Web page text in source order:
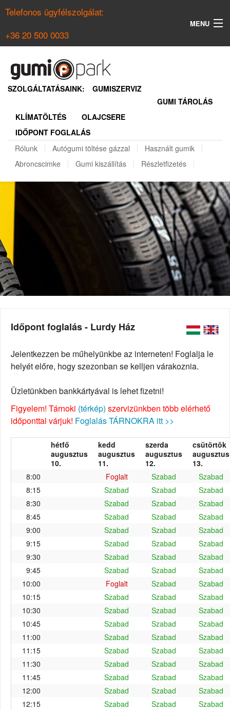
Telefonos ügyfélszolgálat:
+36 20 500 0033
MENU
NYÁRI GUMI KERESŐ
REGISZTRÁCIÓ
SZOLGÁLTATÁSAINK:
GUMISZERVIZ
GUMI TÁROLÁS
KLÍMATÖLTÉS
OLAJCSERE
IDŐPONT FOGLALÁS
Rólunk
Autógumi töltése gázzal
Használt gumik
Abroncscimke
Gumi kiszállítás Részletfizetés
Időpont foglalás - Lurdy Ház
Jelentkezzen be műhelyünkbe az interneten! Foglalja le
helyét előre, hogy szezonban se kelljen várakoznia.
Üzletünkben bankkártyával is lehet fizetni!
Figyelem! Tárnoki (térkép) szervizünkben több elérhető
időponttal várjuk! Foglalás TÁRNOKRA itt >>
hétfő
augusztus
10.
kedd
augusztus
11.
szerda
augusztus
12.
csütörtök
augusztus
13.
8:00
Foglalt Szabad
Szabad
8:15
Szabad Szabad
Szabad
8:30
Szabad Szabad
Szabad
8:45
Szabad Szabad
Szabad
9:00
Szabad Szabad
Szabad
9:15
Szabad Szabad
Szabad
9:30
Szabad Szabad
Szabad
9:45
Szabad Szabad
Szabad
10:00
Foglalt Szabad
Szabad
10:15
Szabad Szabad
Szabad
10:30
Szabad Szabad
Szabad
10:45
Szabad Szabad
Szabad
11:00
Szabad Szabad
Szabad
11:15
Szabad Szabad
Szabad
11:30
Szabad Szabad
Szabad
11:45
Szabad Szabad
Szabad
12:00
Szabad Szabad
Szabad
12:15
Szabad Szabad
Szabad